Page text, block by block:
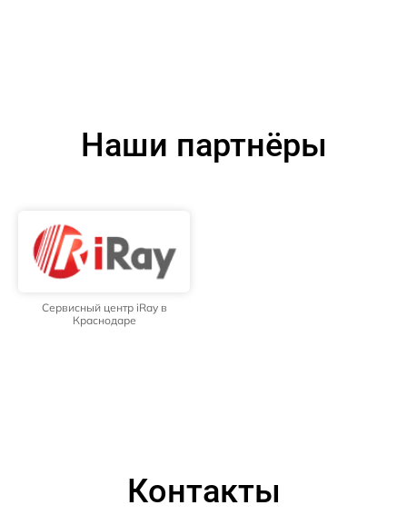
Наши партнёры
Сервисный центр iRay в
Краснодаре
Контакты